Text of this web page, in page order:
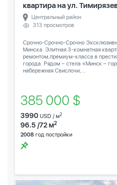
квартира на ул.
Центральный район
313 просмотров
Срочно-Срочно-Срочно
Минска. Элитная 3-комнатная
ремонтом,премиум-класса в
города. Рядом – стела «Минск –
набережная Свислочи,...
385 000 $
3990 USD / м2
96.5 /72 м2
2008 год постройки